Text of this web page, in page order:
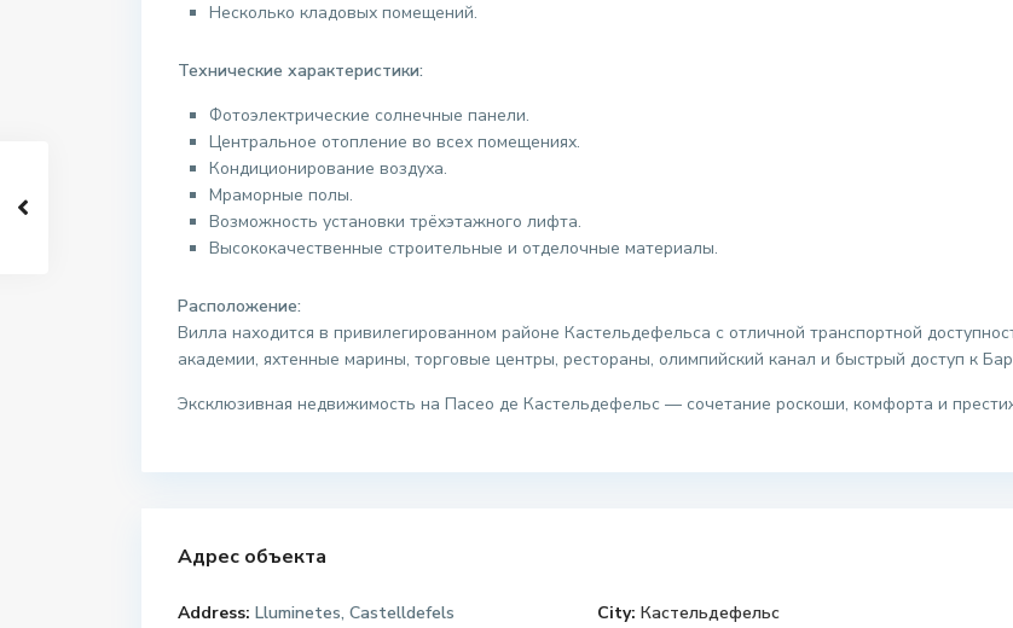
Несколько кладовых помещений.
Технические характеристики:
Фотоэлектрические солнечные панели.
Центральное отопление во всех помещениях.
Кондиционирование воздуха.
Мраморные полы.
Возможность установки трёхэтажного лифта.
Высококачественные строительные и отделочные материалы.
Расположение:
Вилла находится в привилегированном районе Кастельдефельса с отличной транспортной
академии, яхтенные марины, торговые центры, рестораны, олимпийский канал и быстрый доступ к
Эксклюзивная недвижимость на Пасео де Кастельдефельс — сочетание роскоши, комфорта и
Адрес объекта
Address: Lluminetes, Castelldefels City: Кастельдефельс